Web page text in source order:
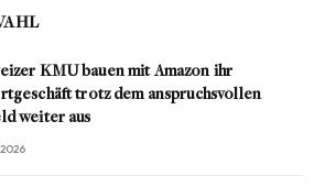
KMU bauen mit Amazon ihr
trotz dem anspruchsvollen
weiter aus